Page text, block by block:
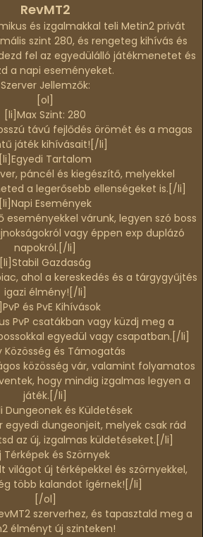
RevMT2
és izgalmakkal teli Metin2 privát
szint 280, és rengeteg kihívás és
fel az egyedülálló játékmenetet és
a napi eseményeket.
Szerver Jellemzők:
[ol]
[li] Max Szint: 280
távú fejlődés örömét és a magas
játék kihívásait![/li]
[li] Egyedi Tartalom
páncél és kiegészítő, melyekkel
a legerősebb ellenségeket is.[/li]
[li] Napi Események
eseményekkel várunk, legyen szó boss
vagy éppen exp duplázó
napokról.[/li]
[li] Stabil Gazdaság
ahol a kereskedés és a tárgygyűjtés
igazi élmény![/li]
PvP és PvE Kihívások
PvP csatákban vagy küzdj meg a
egyedül vagy csapatban.[/li]
Közösség és Támogatás
közösség vár, valamint folyamatos
hogy mindig izgalmas legyen a
játék.[/li]
Dungeonek és Küldetések
egyedi dungeonjeit, melyek csak rád
az új, izgalmas küldetéseket.[/li]
Térképek és Szörnyek
világot új térképekkel és szörnyekkel,
több kalandot ígérnek![/li]
[/ol]
szerverhez, és tapasztald meg a
élményt új szinteken!